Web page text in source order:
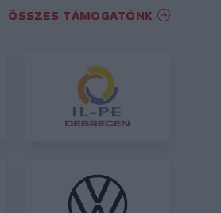
ÖSSZES TÁMOGATÓNK